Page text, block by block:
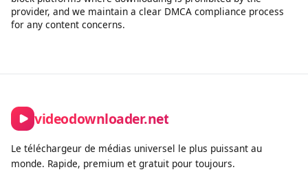
access for all users and to prevent misuse. Premium
subscribers get priority processing and faster speeds. All use
of this tool must comply with our Terms of Service and
How is this different from other downloaders?
videodownloader.net is designed for legitimate personal use
cases: saving your own social media content, downloading
open-license and Creative Commons videos, and accessing
publicly available media you have the right to keep. We actively